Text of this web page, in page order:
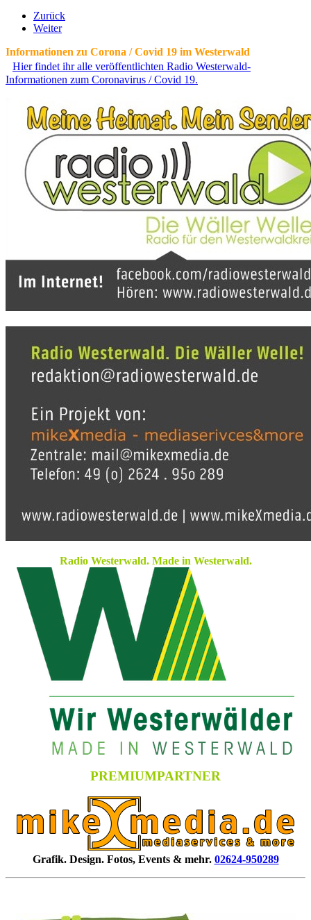
Zurück
Weiter
Informationen zu Corona / Covid 19 im Westerwald
Hier findet ihr alle veröffentlichten Radio Westerwald-
Informationen zum Coronavirus / Covid 19.
Radio Westerwald. Made in Westerwald.
PREMIUMPARTNER
Grafik. Design. Fotos, Events & mehr. 02624-950289